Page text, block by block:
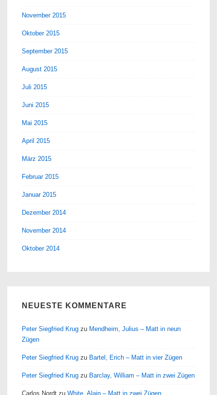
November 2015
Oktober 2015
September 2015
August 2015
Juli 2015
Juni 2015
Mai 2015
April 2015
März 2015
Februar 2015
Januar 2015
Dezember 2014
November 2014
Oktober 2014
NEUESTE KOMMENTARE
Peter Siegfried Krug zu Mendheim, Julius – Matt in neun
Zügen
Peter Siegfried Krug zu Bartel, Erich – Matt in vier Zügen
Peter Siegfried Krug zu Barclay, William – Matt in zwei Zügen
Carlos Nordt zu White, Alain – Matt in zwei Zügen